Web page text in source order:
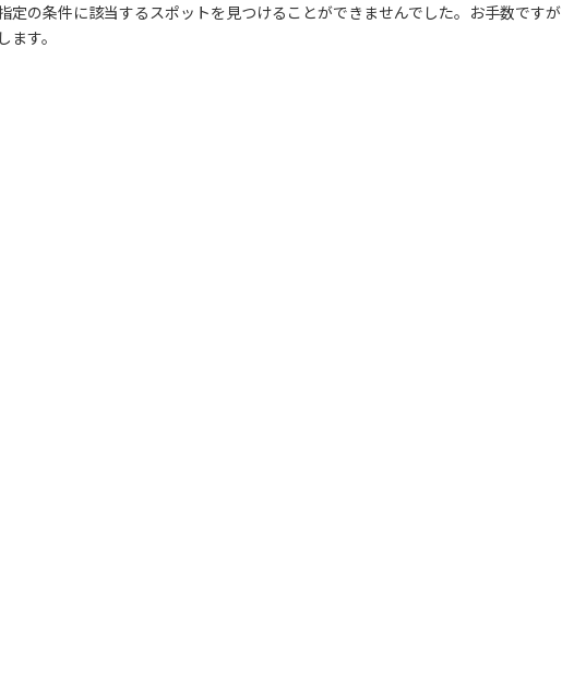
の条件に該当するスポットを見つけることができませんでした。お手数ですが
す。